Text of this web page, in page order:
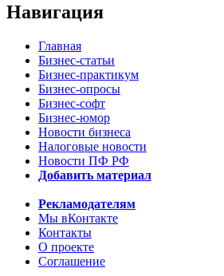
Навигация
Главная
Бизнес-статьи
Бизнес-практикум
Бизнес-опросы
Бизнес-софт
Бизнес-юмор
Новости бизнеса
Налоговые новости
Новости ПФ РФ
Добавить материал
Рекламодателям
Мы вКонтакте
Контакты
О проекте
Соглашение